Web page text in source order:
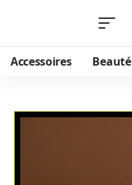
Accessoires Beauté